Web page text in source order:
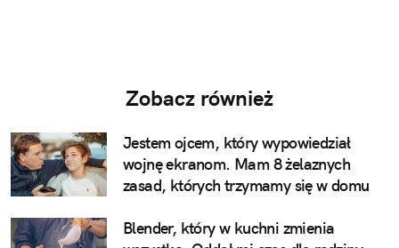
Zobacz również
Jestem ojcem, który wypowiedział
wojnę ekranom. Mam 8 żelaznych
zasad, których trzymamy się w domu
Blender, który w kuchni zmienia